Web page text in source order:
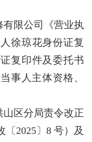
限公司《营业执
徐琼花身份证复
复印件及委托书
事人主体资格、
区分局责令改正
2025〕8 号）及